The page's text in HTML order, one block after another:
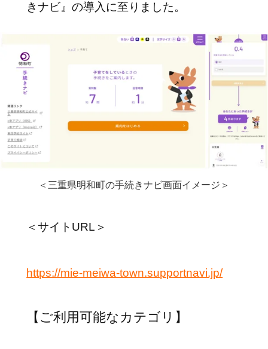
きナビ』の導入に至りました。
＜三重県明和町の手続きナビ画面イメージ＞
＜サイトURL＞
https://mie-meiwa-town.supportnavi.jp/
【ご利用可能なカテゴリ】